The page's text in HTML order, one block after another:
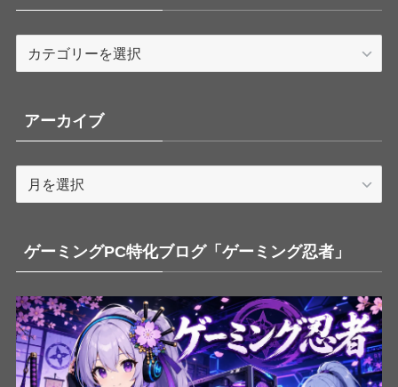
リ
ー
アーカイブ
イ
ブ
ゲーミングPC特化ブログ「ゲーミング忍者」